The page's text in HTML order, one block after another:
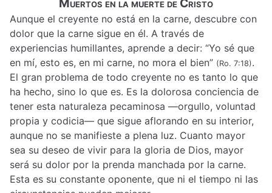
Muertos en la muerte de Cristo
Aunque el creyente no está en la carne, descubre con
dolor que la carne sigue en él. A través de
experiencias humillantes, aprende a decir: “Yo sé que
en mí, esto es, en mi carne, no mora el bien” (Ro. 7:18).
El gran problema de todo creyente no es tanto lo que
ha hecho, sino lo que es. Es la dolorosa conciencia de
tener esta naturaleza pecaminosa —orgullo, voluntad
propia y codicia— que sigue aflorando en su interior,
aunque no se manifieste a plena luz. Cuanto mayor
sea su deseo de vivir para la gloria de Dios, mayor
será su dolor por la prenda manchada por la carne.
Esta es su constante oponente, que ni el tiempo ni las